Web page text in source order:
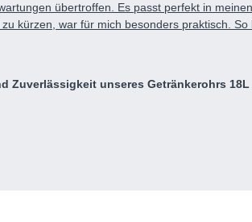
übertroffen. Es passt perfekt in
kürzen, war für mich besonders praktisch.
Zuverlässigkeit unseres Getränkerohrs